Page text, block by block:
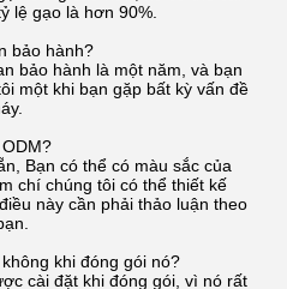
lệ gạo là hơn 90%.
bảo hành?
bảo hành là một năm, và bạn
một khi bạn gặp bất kỳ vấn đề
Bạn có thể có màu sắc của
chí chúng tôi có thể thiết kế
này cần phải thảo luận theo
khi đóng gói nó?
cài đặt khi đóng gói, vì nó rất